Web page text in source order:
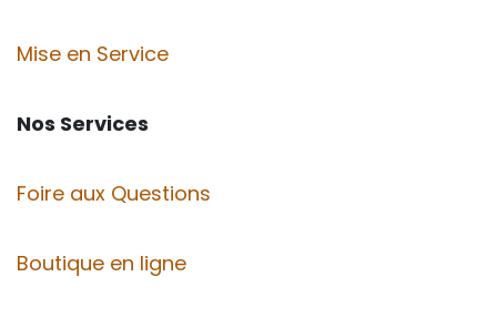
Mise en Service
Nos Services
Foire aux Questions
Boutique en ligne